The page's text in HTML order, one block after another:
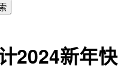
2024新年快